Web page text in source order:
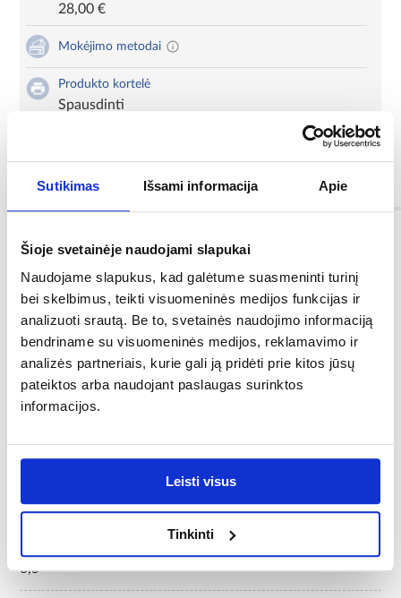
Sutikimas Išsami informacija Apie
Šioje svetainėje naudojami slapukai
Naudojame slapukus, kad galėtume suasmeninti turinį
bei skelbimus, teikti visuomeninės medijos funkcijas ir
analizuoti srautą. Be to, svetainės naudojimo informaciją
bendriname su visuomeninės medijos, reklamavimo ir
analizės partneriais, kurie gali ją pridėti prie kitos jūsų
pateiktos arba naudojant paslaugas surinktos
informacijos.
Leisti visus
Tinkinti
28,00 €
Mokėjimo metodai
Produkto kortelė
Spausdinti
Informacija
Forma:
pusiauapvalus
Spindulys (cm):
netaikoma
45
3,5